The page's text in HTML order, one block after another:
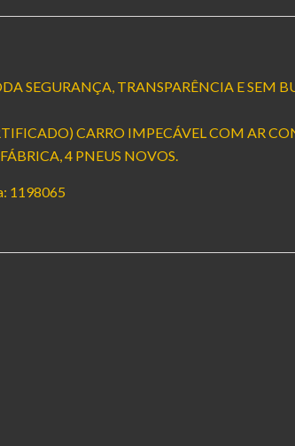
SEGURANÇA, TRANSPARÊNCIA E SEM
CARRO IMPECÁVEL COM AR
4 PNEUS NOVOS.
1198065